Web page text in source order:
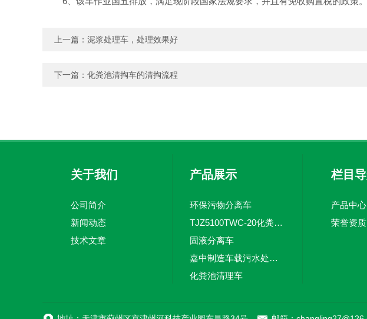
上一篇： 泥浆处理车，处理效果好
下一篇： 化粪池清掏车的清掏流程
关于我们
公司简介
新闻动态
技术文章
产品展示
环保污物分离车
TJZ5100TWC-20化粪池清淘车经济适用 废皮料
固液分离车
嘉中制造车载污水处理设备-环卫车 电动环卫车
化粪池清理车
栏目
产品中心
荣誉资质